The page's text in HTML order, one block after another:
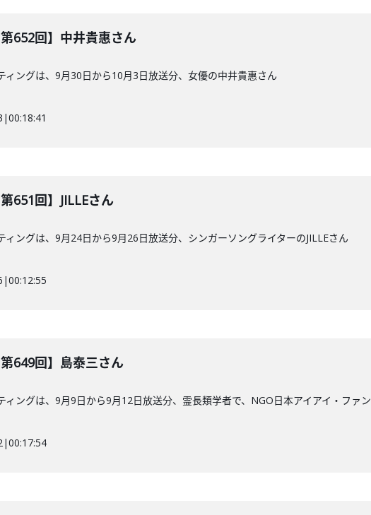
652回】中井貴惠さん
ィングは、9月30日から10月3日放送分、女優の中井貴惠さん
|00:18:41
651回】JILLEさん
ィングは、9月24日から9月26日放送分、シンガーソングライターのJILLEさん
|00:12:55
649回】島泰三さん
ィングは、9月9日から9月12日放送分、霊長類学者で、NGO日本アイアイ・ファ
|00:17:54